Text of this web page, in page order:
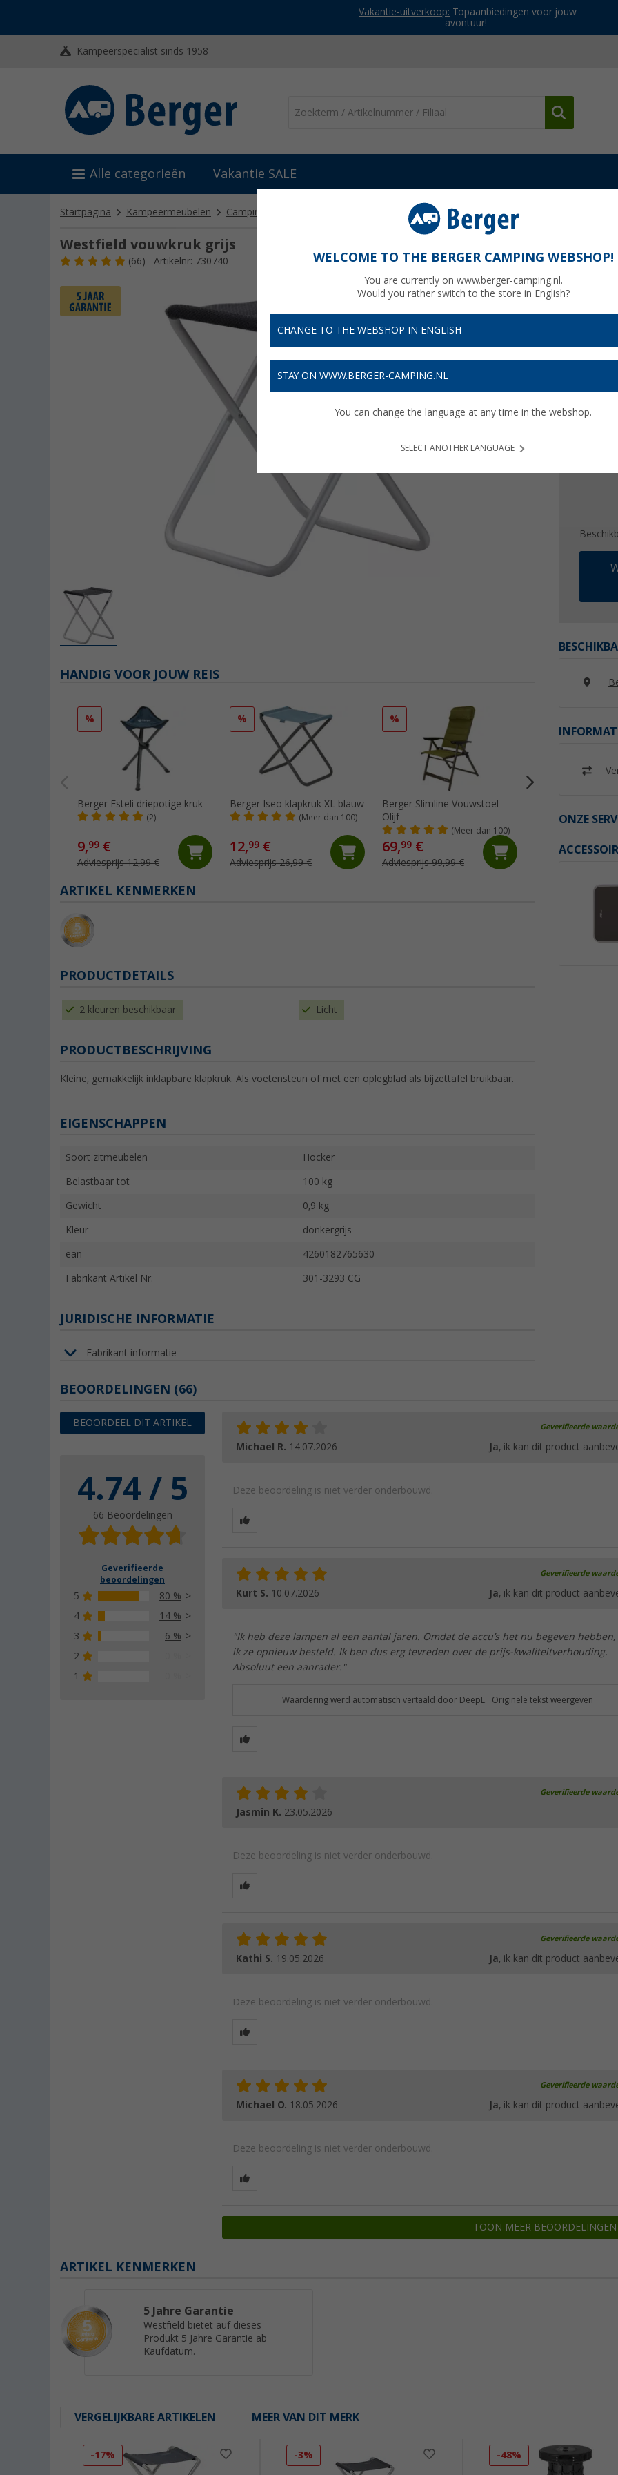
Vakantie-uitverkoop: Topaanbiedingen voor jouw
avontuur!
Kampeerspecialist sinds 1958
Alle categorieën Vakantie SALE
Startpagina Kampeermeubelen Campingstoelen Westfield vouwkruk
Westfield vouwkruk grijs
(66) Artikelnr: 730740
€
Prijzen incl.
ONZE
HANDIG VOOR JOUW REIS
%
Berger Esteli driepotige kruk
(2)
9,99 €
Adviesprijs 12,99 €
%
Berger Iseo klapkruk XL blauw
(Meer dan 100)
12,99 €
Adviesprijs 26,99 €
%
Berger Slimline Vouwstoel
Olijf
(Meer dan 100)
69,99 €
Adviesprijs 99,99 €
99€
ARTIKEL KENMERKEN
PRODUCTDETAILS
2 kleuren beschikbaar Licht
PRODUCTBESCHRIJVING
Kleine, gemakkelijk inklapbare klapkruk. Als voetensteun of met een oplegblad als bijzettafel bruikbaar.
EIGENSCHAPPEN
Soort zitmeubelen Hocker
Belastbaar tot 100 kg
Gewicht 0,9 kg
Kleur donkergrijs
ean 4260182765630
Fabrikant Artikel Nr. 301-3293 CG
JURIDISCHE INFORMATIE
Fabrikant informatie
BEOORDELINGEN (66)
BEOORDEEL DIT ARTIKEL
4.74 / 5
66 Beoordelingen
Geverifieerde
beoordelingen
5
80 %
4
14 %
3
6 %
2
1
Geverifieerde
Michael R. 14.07.2026 Ja, ik kan dit product
Deze beoordeling is niet verder onderbouwd.
Geverifieerde
Kurt S. 10.07.2026 Ja, ik kan dit product
"Ik heb deze lampen al een aantal jaren. Omdat de accu’s het nu begeven hebben,
ik ze opnieuw besteld. Ik ben dus erg tevreden over de prijs-kwaliteitverhouding.
Absoluut een aanrader."
Waardering werd automatisch vertaald door DeepL. Originele tekst weergeven
Geverifieerde
Jasmin K. 23.05.2026
Deze beoordeling is niet verder onderbouwd.
Geverifieerde
Kathi S. 19.05.2026 Ja, ik kan dit product
Deze beoordeling is niet verder onderbouwd.
Geverifieerde
Michael O. 18.05.2026 Ja, ik kan dit product
Deze beoordeling is niet verder onderbouwd.
TOON MEER BEOORDELINGEN
ARTIKEL KENMERKEN
5 Jahre Garantie
Westfield bietet auf dieses
Produkt 5 Jahre Garantie ab
Kaufdatum.
VERGELIJKBARE ARTIKELEN MEER VAN DIT MERK
-17% -3% -48%
WELCOME TO THE BERGER CAMPING WEBSHOP!
You are currently on www.berger-camping.nl.
Would you rather switch to the store in English?
CHANGE TO THE WEBSHOP IN ENGLISH
STAY ON WWW.BERGER-CAMPING.NL
You can change the language at any time in the webshop.
SELECT ANOTHER LANGUAGE